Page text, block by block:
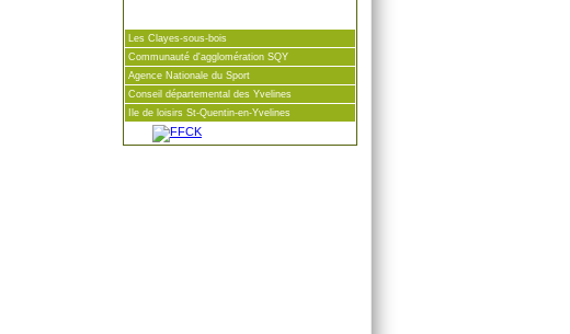
Les Clayes-sous-bois
Communauté d'agglomération SQY
Agence Nationale du Sport
Conseil départemental des Yvelines
Ile de loisirs St-Quentin-en-Yvelines